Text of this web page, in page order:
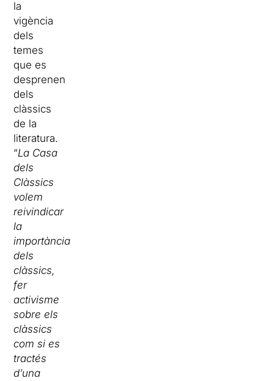
la
vigència
dels
temes
que es
desprenen
dels
clàssics
de la
literatura.
“La Casa
dels
Clàssics
volem
reivindicar
la
importància
dels
clàssics,
fer
activisme
sobre els
clàssics
com si es
tractés
d’una